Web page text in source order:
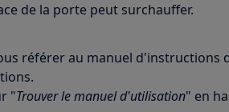
de la porte peut surchauffer.
référer au manuel d'instructions
"Trouver le manuel d'utilisation" en